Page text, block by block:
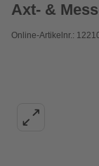
Axt- &
Online-Artikelnr.: